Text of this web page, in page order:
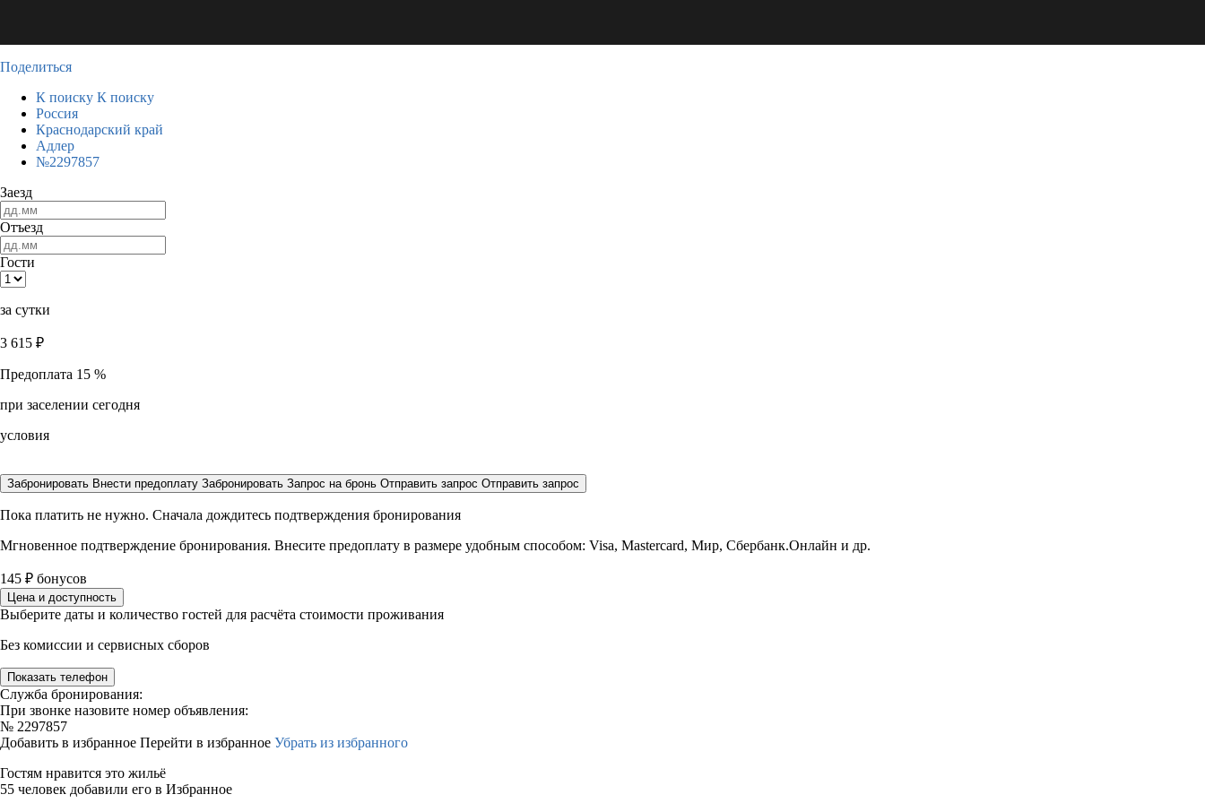
Поделиться
К поиску К поиску
Россия
Краснодарский край
Адлер
№2297857
Заезд
Отъезд
Гости
за сутки
3 615 ₽
Предоплата 15 %
при заселении сегодня
условия
Забронировать Внести предоплату Забронировать Запрос на бронь Отправить запрос Отправить запрос
Пока платить не нужно. Сначала дождитесь подтверждения бронирования
Мгновенное подтверждение бронирования. Внесите предоплату в размере удобным способом: Visa, Mastercard, Мир, Сбербанк.Онлайн и др.
145 ₽ бонусов
Цена и доступность
Выберите даты и количество гостей для расчёта стоимости проживания
Без комиссии и сервисных сборов
Показать телефон
Служба бронирования:
При звонке назовите номер объявления:
№ 2297857
Добавить в избранное Перейти в избранное Убрать из избранного
Гостям нравится это жильё
55 человек добавили его в Избранное